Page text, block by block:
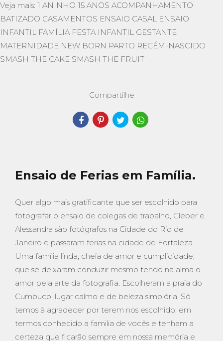
Veja mais: 1 ANINHO 15 ANOS ACOMPANHAMENTO
BATIZADO CASAMENTOS ENSAIO CASAL ENSAIO
INFANTIL FAMÍLIA FESTA INFANTIL GESTANTE
MATERNIDADE NEW BORN PARTO RECÉM-NASCIDO
SMASH THE CAKE SMASH THE FRUIT
Compartilhe
Ensaio de Ferias em Família.
Quer algo mais gratificante que ser escolhido para
fotografar o ensaio de colegas de trabalho, Cleber e
Alessandra são fotógrafos na Cidade do Rio de
Janeiro e passaram ferias na cidade de Fortaleza.
Uma família linda, cheia de amor e cumplicidade,
que se deixaram conduzir mesmo tendo na alma o
amor pela arte da fotografia. Escolheram a praia do
Cumbuco, lugar calmo e de beleza simplória. Só
temos à agradecer por terem nos escolhido, em
termos conhecido a familia de vocês e tenham a
certeza que ficarão sempre em nossa memória e